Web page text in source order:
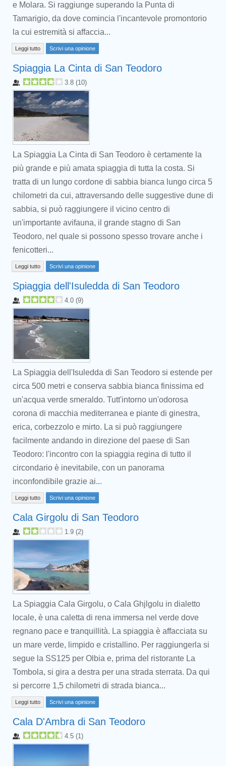
e Molara. Si raggiunge superando la Punta di
Tamarigio, da dove comincia l'incantevole promontorio
la cui estremità si affaccia...
Leggi tutto Scrivi una opinione
Spiaggia La Cinta di San Teodoro
3.8 (10)
La Spiaggia La Cinta di San Teodoro è certamente la
più grande e più amata spiaggia di tutta la costa. Si
tratta di un lungo cordone di sabbia bianca lungo circa 5
chilometri da cui, attraversando delle suggestive dune di
sabbia, si può raggiungere il vicino centro di
un'importante avifauna, il grande stagno di San
Teodoro, nel quale si possono spesso trovare anche i
fenicotteri...
Leggi tutto Scrivi una opinione
Spiaggia dell'Isuledda di San Teodoro
4.0 (9)
La Spiaggia dell'Isuledda di San Teodoro si estende per
circa 500 metri e conserva sabbia bianca finissima ed
un'acqua verde smeraldo. Tutt'intorno un'odorosa
corona di macchia mediterranea e piante di ginestra,
erica, corbezzolo e mirto. La si può raggiungere
facilmente andando in direzione del paese di San
Teodoro: l'incontro con la spiaggia regina di tutto il
circondario è inevitabile, con un panorama
inconfondibile grazie ai...
Leggi tutto Scrivi una opinione
Cala Girgolu di San Teodoro
1.9 (2)
La Spiaggia Cala Girgolu, o Cala Ghjlgolu in dialetto
locale, è una caletta di rena immersa nel verde dove
regnano pace e tranquillità. La spiaggia è affacciata su
un mare verde, limpido e cristallino. Per raggiungerla si
segue la SS125 per Olbia e, prima del ristorante La
Tombola, si gira a destra per una strada sterrata. Da qui
si percorre 1,5 chilometri di strada bianca...
Leggi tutto Scrivi una opinione
Cala D'Ambra di San Teodoro
4.5 (1)